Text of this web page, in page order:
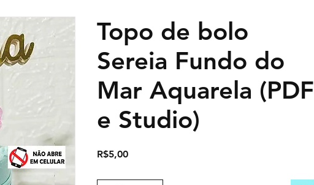
Topo de bolo
Sereia Fundo do
Mar Aquarela (PDF
e Studio)
R$5,00Price